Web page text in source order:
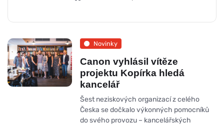
Novinky
Canon vyhlásil vítěze
projektu Kopírka hledá
kancelář
Šest neziskových organizací z celého
Česka se dočkalo výkonných pomocníků
do svého provozu – kancelářských